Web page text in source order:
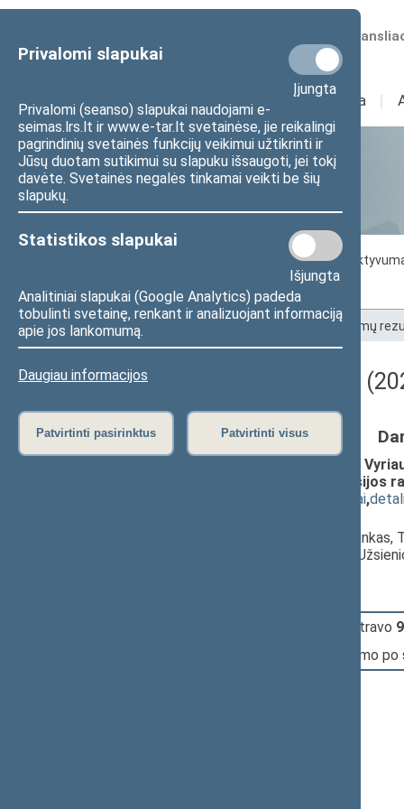
Privalomi slapukai
Įjungta
Privalomi (seanso) slapukai naudojami e-
seimas.lrs.lt ir www.e-tar.lt svetainėse, jie reikalingi
pagrindinių svetainės funkcijų veikimui užtikrinti ir
Jūsų duotam sutikimui su slapuku išsaugoti, jei tokį
davėte. Svetainės negalės tinkamai veikti be šių
slapukų.
Statistikos slapukai
Išjungta
Analitiniai slapukai (Google Analytics) padeda
tobulinti svetainę, renkant ir analizuojant informaciją
apie jos lankomumą.
Daugiau informacijos
Patvirtinti pasirinktus Patvirtinti visus
Numatomos
Sudėtis Veikla I
Statistika
Seimo narių
Seimo narių balsavimų rezultatai
Pradžia Seimo narių balsavimų
Darbotvarkės klausimas
Įstatymo „Dėl Lietuvos Respublikos
leidimo gyvenančių asmenų readmisijos
susiję dokumentai,
, Komiteto
, Komiteto narė,
(užsiregistravo
dėl pritarimo